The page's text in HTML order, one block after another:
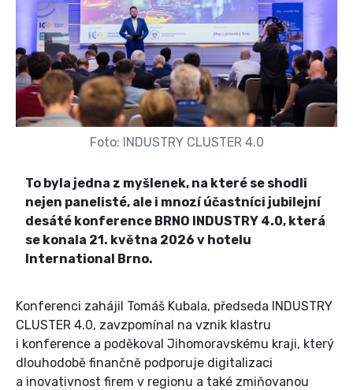
Foto: INDUSTRY CLUSTER 4.0
To byla jedna z myšlenek, na které se shodli
nejen panelisté, ale i mnozí účastníci jubilejní
desáté konference BRNO INDUSTRY 4.0, která
se konala 21. května 2026 v hotelu
International Brno.
Konferenci zahájil Tomáš Kubala, předseda INDUSTRY
CLUSTER 4.0, zavzpomínal na vznik klastru
i konference a poděkoval Jihomoravskému kraji, který
dlouhodobě finančně podporuje digitalizaci
a inovativnost firem v regionu a také zmiňovanou